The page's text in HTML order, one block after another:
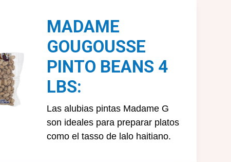
MADAME
GOUGOUSSE
PINTO BEANS 4
LBS:
Las alubias pintas Madame G
son ideales para preparar platos
como el tasso de lalo haitiano.